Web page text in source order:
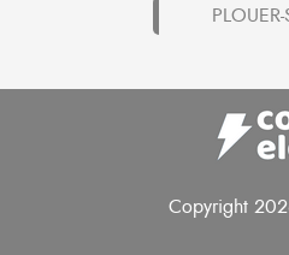
Copyright